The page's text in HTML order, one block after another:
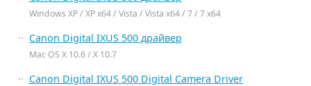
Windows XP / XP x64 / Vista / Vista x64 / 7 / 7 x64
Canon Digital IXUS 500 драйвер
Mac OS X 10.6 / X 10.7
Canon Digital IXUS 500 Digital Camera Driver